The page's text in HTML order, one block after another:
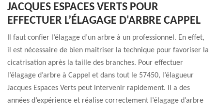
JACQUES ESPACES VERTS POUR
EFFECTUER L’ÉLAGAGE D'ARBRE CAPPEL
Il faut confier l’élagage d’un arbre à un professionnel. En effet,
il est nécessaire de bien maitriser la technique pour favoriser la
cicatrisation après la taille des branches. Pour effectuer
l’élagage d’arbre à Cappel et dans tout le 57450, l’élagueur
Jacques Espaces Verts peut intervenir rapidement. Il a des
années d’expérience et réalise correctement l’élagage d’arbre